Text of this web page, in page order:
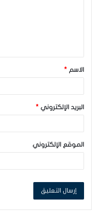
ق
*الاسم *
البريد الإلكتروني *
الموقع الإلكتروني